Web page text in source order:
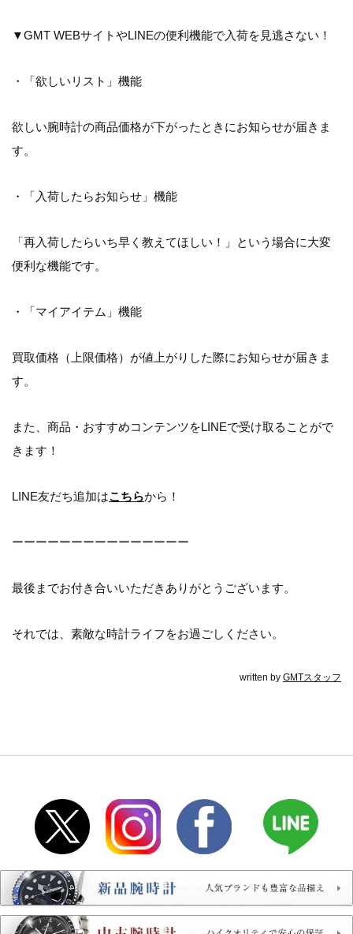
▼GMT WEBサイトやLINEの便利機能で入荷を見逃さない！
・「欲しいリスト」機能
欲しい腕時計の商品価格が下がったときにお知らせが届きま
す。
・「入荷したらお知らせ」機能
「再入荷したらいち早く教えてほしい！」という場合に大変
便利な機能です。
・「マイアイテム」機能
買取価格（上限価格）が値上がりした際にお知らせが届きま
す。
また、商品・おすすめコンテンツをLINEで受け取ることがで
きます！
LINE友だち追加はこちらから！
ーーーーーーーーーーーーーーー
最後までお付き合いいただきありがとうございます。
それでは、素敵な時計ライフをお過ごしください。
written by GMTスタッフ